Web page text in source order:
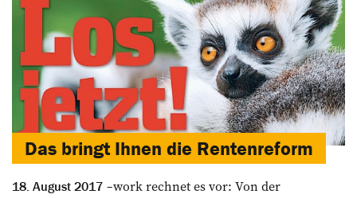
Das bringt Ihnen die Rentenreform
18. August 2017
work rechnet es vor: Von der